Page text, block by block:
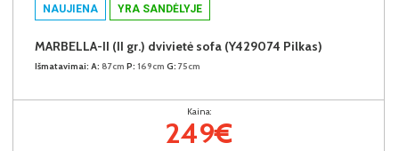
NAUJIENA YRA SANDĖLYJE
MARBELLA-II (II gr.) dvivietė sofa (Y429074 Pilkas)
Išmatavimai: A: 87cm P: 169cm G: 75cm
Kaina:
249€